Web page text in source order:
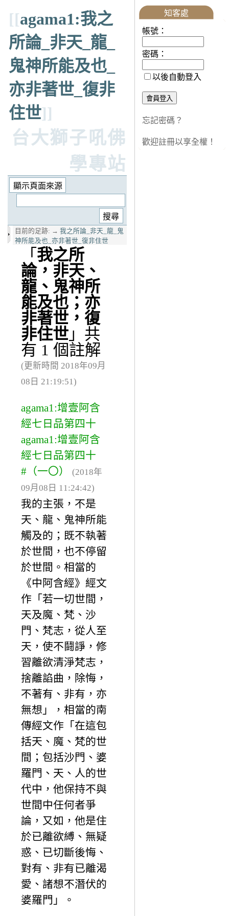
[[agama1:我之
所論_非天_龍_
鬼神所能及也_
亦非著世_復非
住世]]
台大獅子吼佛
學專站
目前的足跡: → 我之所論_非天_龍_鬼
神所能及也_亦非著世_復非住世
「 我之所
論，非天、
龍、鬼神所
能及也；亦
非著世，復
非住世 」共
有 1 個註解
(更新時間 2018年09月
08日 21:19:51)
agama1:增壹阿含
經七日品第四十
agama1:增壹阿含
經七日品第四十
#（一〇）
(2018年
09月08日 11:24:42)
我的主張，不是
天、龍、鬼神所能
觸及的；既不執著
於世間，也不停留
於世間。相當的
《中阿含經》經文
作「若一切世間，
天及魔、梵、沙
門、梵志，從人至
天，使不鬪諍，修
習離欲清淨梵志，
捨離諂曲，除悔，
不著有、非有，亦
無想」，相當的南
傳經文作「在這包
括天、魔、梵的世
間；包括沙門、婆
羅門、天、人的世
代中，他保持不與
世間中任何者爭
論，又如，他是住
於已離欲縛、無疑
惑、已切斷後悔、
對有、非有已離渴
愛、諸想不潛伏的
婆羅門」。
知客處
帳號：
密碼：
以後自動登入
忘記密碼？
歡迎註冊以享全權！